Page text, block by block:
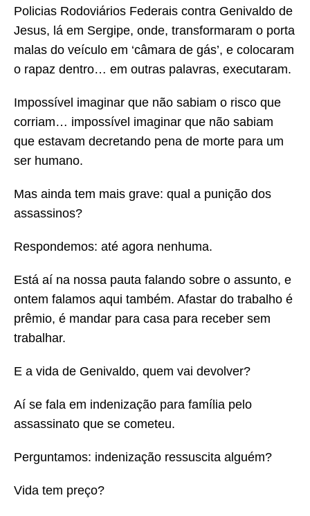
Policias Rodoviários Federais contra Genivaldo de
Jesus, lá em Sergipe, onde, transformaram o porta
malas do veículo em ‘câmara de gás’, e colocaram
o rapaz dentro… em outras palavras, executaram.
Impossível imaginar que não sabiam o risco que
corriam… impossível imaginar que não sabiam
que estavam decretando pena de morte para um
ser humano.
Mas ainda tem mais grave: qual a punição dos
assassinos?
Respondemos: até agora nenhuma.
Está aí na nossa pauta falando sobre o assunto, e
ontem falamos aqui também. Afastar do trabalho é
prêmio, é mandar para casa para receber sem
trabalhar.
E a vida de Genivaldo, quem vai devolver?
Aí se fala em indenização para família pelo
assassinato que se cometeu.
Perguntamos: indenização ressuscita alguém?
Vida tem preço?